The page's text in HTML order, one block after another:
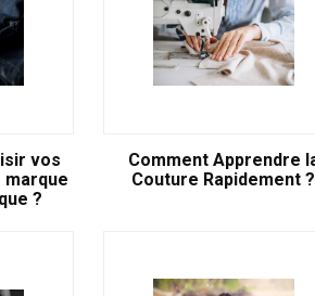
vos
?
Comment Apprendre
Couture Rapidement ?